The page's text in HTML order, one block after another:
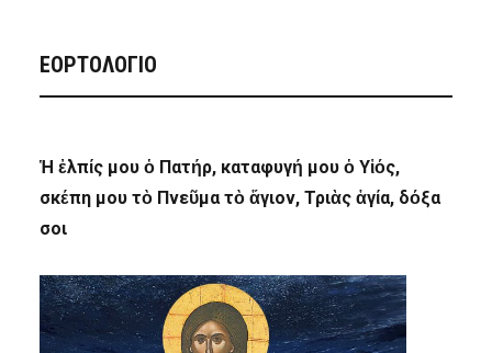
ΕΟΡΤΟΛΟΓΙΟ
Ἡ ἐλπίς μου ὁ Πατήρ, καταφυγή μου ὁ Υἱός,
σκέπη μου τὸ Πνεῦμα τὸ ἅγιον, Τριὰς ἁγία, δόξα
σοι